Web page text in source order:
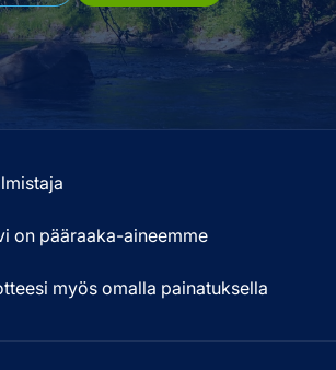
on pääraaka-aineemme
myös omalla painatuksella